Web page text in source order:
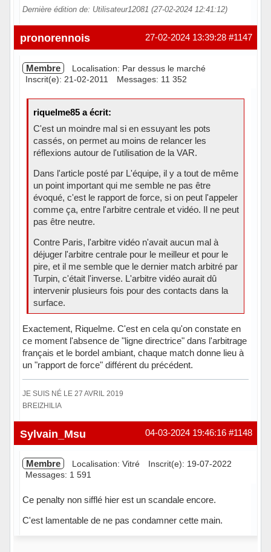
Dernière édition de: Utilisateur12081 (27-02-2024 12:41:12)
#1147
27-02-2024 13:39:28
pronorennois
Membre
Localisation: Par dessus le marché
Inscrit(e): 21-02-2011
Messages: 11 352
riquelme85 a écrit:
C'est un moindre mal si en essuyant les pots
cassés, on permet au moins de relancer les
réflexions autour de l'utilisation de la VAR.
Dans l'article posté par L'équipe, il y a tout de même
un point important qui me semble ne pas être
évoqué, c'est le rapport de force, si on peut l'appeler
comme ça, entre l'arbitre centrale et vidéo. Il ne peut
pas être neutre.
Contre Paris, l'arbitre vidéo n'avait aucun mal à
déjuger l'arbitre centrale pour le meilleur et pour le
pire, et il me semble que le dernier match arbitré par
Turpin, c'était l'inverse. L'arbitre vidéo aurait dû
intervenir plusieurs fois pour des contacts dans la
surface.
Exactement, Riquelme. C'est en cela qu'on constate en
ce moment l'absence de "ligne directrice" dans l'arbitrage
français et le bordel ambiant, chaque match donne lieu à
un "rapport de force" différent du précédent.
JE SUIS NÉ LE 27 AVRIL 2019
BREIZHILIA
Hors ligne #1148
04-03-2024 19:46:16
Sylvain_Msu
Membre Localisation: Vitré
Inscrit(e): 19-07-2022
Messages: 1 591
Ce penalty non sifflé hier est un scandale encore.
C'est lamentable de ne pas condamner cette main.